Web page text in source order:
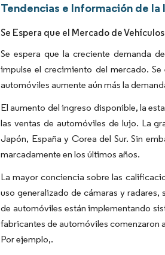
Tendencias e Información de
Se Espera que el Mercado de
Se espera que la creciente demanda
impulse el crecimiento del mercado.
automóviles aumente aún más la
El aumento del ingreso disponible, la
las ventas de automóviles de lujo. La
Japón, España y Corea del Sur. Sin
marcadamente en los últimos años.
La mayor conciencia sobre las
uso generalizado de cámaras y
de automóviles están implementando
fabricantes de automóviles comenzaron
Por ejemplo,.